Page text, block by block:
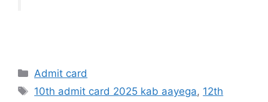
Categories
Admit card
Tags
10th admit card 2025 kab aayega, 12th